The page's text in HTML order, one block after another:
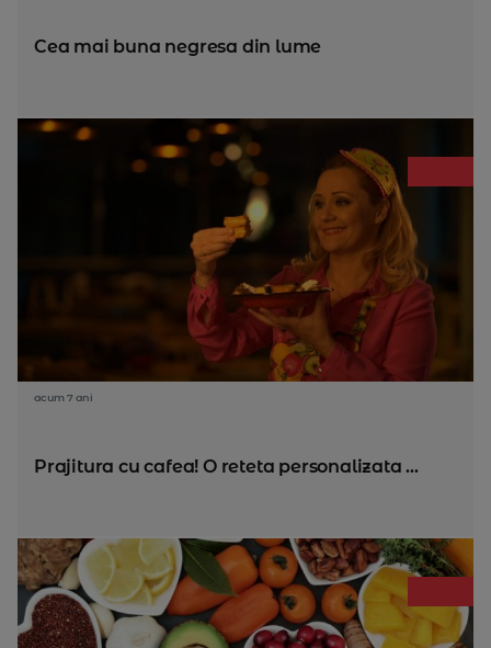
Cea mai buna negresa din lume
acum 7 ani
Prajitura cu cafea! O reteta personalizata ...